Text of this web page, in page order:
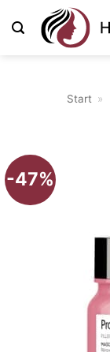
Inhalt
Start »
-47%